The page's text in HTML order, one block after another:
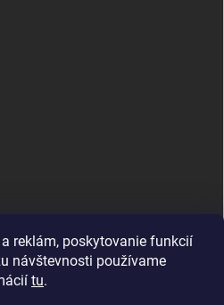
reklám, poskytovanie funkcií
návštevnosti používame
tu.
9:00 -15:00 hod)